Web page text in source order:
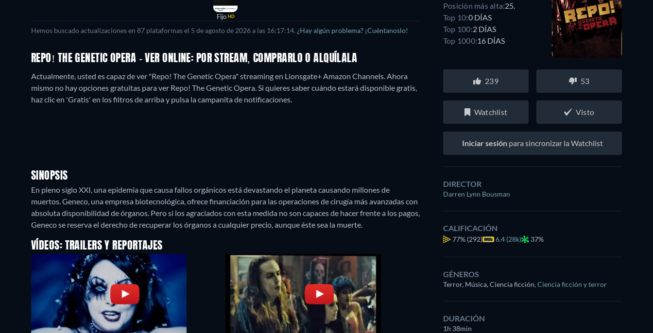
Fijo HD
Hemos buscado actualizaciones en 87 plataformas el 5 de agosto de 2026a las 16:17:14. ¿Hay algún problema? ¡Cuéntanoslo!
REPO! THE GENETIC OPERA - VER ONLINE: POR STREAM, COMPRARLO O ALQUÍLALA
Actualmente, usted es capaz de ver "Repo! The Genetic Opera" streaming en Lionsgate+ Amazon Channels.Ahora
mismo no hay opciones gratuitas para ver Repo! The Genetic Opera. Si quieres saber cuándo estará disponible gratis,
haz clic en 'Gratis' en los filtros de arriba y pulsa la campanita de notificaciones.
SINOPSIS
En pleno siglo XXI, una epidemia que causa fallos orgánicos está devastando el planeta causando millones de
muertos. Geneco, una empresa biotecnológica, ofrece financiación para las operaciones de cirugía más avanzadas con
absoluta disponibilidad de órganos. Pero si los agraciados con esta medida no son capaces de hacer frente a los pagos,
Geneco se reserva el derecho de recuperar los órganos a cualquier precio, aunque éste sea la muerte.
VÍDEOS: TRAILERS Y REPORTAJES
Posición más alta:25.
Top 10:0 DÍAS
Top 100:2 DÍAS
Top 1000:16 DÍAS
239 53
Watchlist Visto
Iniciar sesión para sincronizar la Watchlist
DIRECTOR
Darren Lynn Bousman
CALIFICACIÓN
77% (292) 6.4 (28k) 37%
GÉNEROS
Terror, Música, Ciencia ficción,Ciencia ficción y terror
DURACIÓN
1h 38min